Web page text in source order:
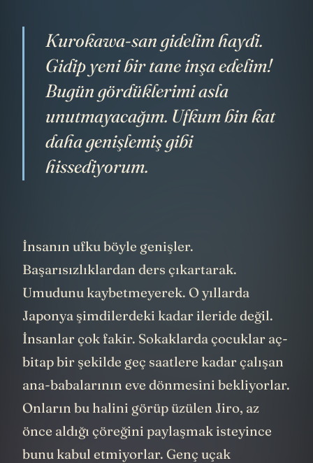
Kurokawa-san gidelim haydi.
Gidip yeni bir tane inşa edelim!
Bugün gördüklerimi asla
unutmayacağım. Ufkum bin kat
daha genişlemiş gibi
hissediyorum.
İnsanın ufku böyle genişler.
Başarısızlıklardan ders çıkartarak.
Umudunu kaybetmeyerek. O yıllarda
Japonya şimdilerdeki kadar ileride değil.
İnsanlar çok fakir. Sokaklarda çocuklar aç-
bitap bir şekilde geç saatlere kadar çalışan
ana-babalarının eve dönmesini bekliyorlar.
Onların bu halini görüp üzülen Jiro, az
önce aldığı çöreğini paylaşmak isteyince
bunu kabul etmiyorlar. Genç uçak